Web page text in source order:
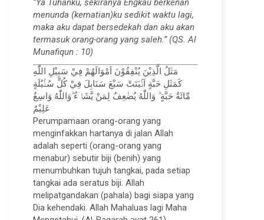
“Ya Tuhanku, sekiranya Engkau berkenan
menunda (kematian)ku sedikit waktu lagi,
maka aku dapat bersedekah dan aku akan
termasuk orang-orang yang saleh.” (QS. Al
Munafiqun : 10)
مَثَلُ الَّذِيْنَ يُنْفِقُوْنَ اَمْوَالَهُمْ فِيْ سَبِيْلِ اللّٰهِ
كَمَثَلِ حَبَّةٍ اَنْۢبَتَتْ سَبْعَ سَنَابِلَ فِيْ كُلِّ سُنْۢبُلَةٍ
مِّائَةُ حَبَّةٍ ۗ وَاللّٰهُ يُضٰعِفُ لِمَنْ يَّشَاۤءُ ۗوَاللّٰهُ وَاسِعٌ
عَلِيْمٌ
Perumpamaan orang-orang yang
menginfakkan hartanya di jalan Allah
adalah seperti (orang-orang yang
menabur) sebutir biji (benih) yang
menumbuhkan tujuh tangkai, pada setiap
tangkai ada seratus biji. Allah
melipatgandakan (pahala) bagi siapa yang
Dia kehendaki. Allah Mahaluas lagi Maha